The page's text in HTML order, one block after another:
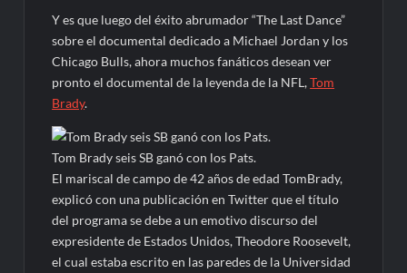
Y es que luego del éxito abrumador “The Last Dance”
sobre el documental dedicado a Michael Jordan y los
Chicago Bulls, ahora muchos fanáticos desean ver
pronto el documental de la leyenda de la NFL,Tom
Brady.
Tom Brady seis SB ganó con los Pats.
El mariscal de campo de 42 años de edad TomBrady,
explicó con una publicación en Twitter que el título
del programa se debe a un emotivo discurso del
expresidente de Estados Unidos, Theodore Roosevelt,
el cual estaba escrito en las paredes de la Universidad